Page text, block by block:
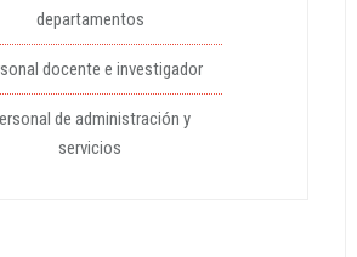
departamentos
docente e investigador
de administración y
servicios